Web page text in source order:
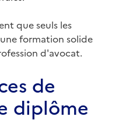
que seuls les
formation solide
d'avocat.
de
diplôme